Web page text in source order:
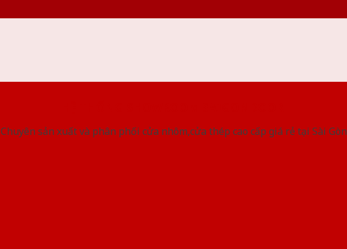
Chuyên sản xuất và phân phối cửa nhôm,cửa thép cao cấp giá rẻ tại Sài Gòn